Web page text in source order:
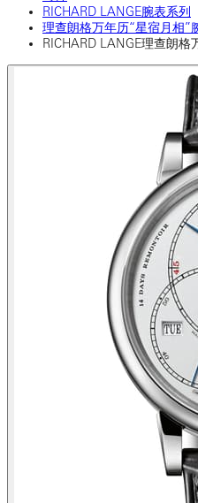
RICHARD LANGE腕表系列
理查朗格万年历“星宿月相”
RICHARD LANGE理查朗